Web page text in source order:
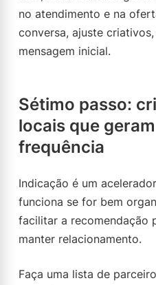
no atendimento e na
conversa, ajuste
mensagem inicial.
Sétimo passo:
locais que
frequência
Indicação é um
funciona se for bem
facilitar a recomendação
manter relacionamento.
Faça uma lista de